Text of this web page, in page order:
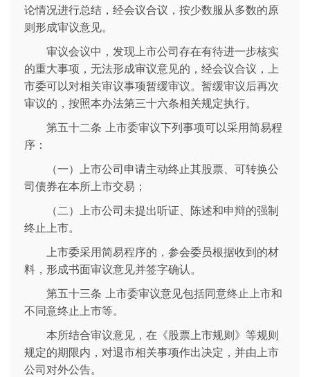
论情况进行总结，经会议合议，按少数服从多数的原
则形成审议意见。
审议会议中，发现上市公司存在有待进一步核实
的重大事项，无法形成审议意见的，经会议合议，上
市委可以对相关审议事项暂缓审议。暂缓审议后再次
审议的，按照本办法第三十六条相关规定执行。
第五十二条 上市委审议下列事项可以采用简易程
序：
（一）上市公司申请主动终止其股票、可转换公
司债券在本所上市交易；
（二）上市公司未提出听证、陈述和申辩的强制
终止上市。
上市委采用简易程序的，参会委员根据收到的材
料，形成书面审议意见并签字确认。
第五十三条 上市委审议意见包括同意终止上市和
不同意终止上市等。
本所结合审议意见，在《股票上市规则》等规则
规定的期限内，对退市相关事项作出决定，并由上市
公司对外公告。